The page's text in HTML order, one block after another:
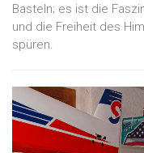
Basteln; es ist die
und die Freiheit des
spüren.